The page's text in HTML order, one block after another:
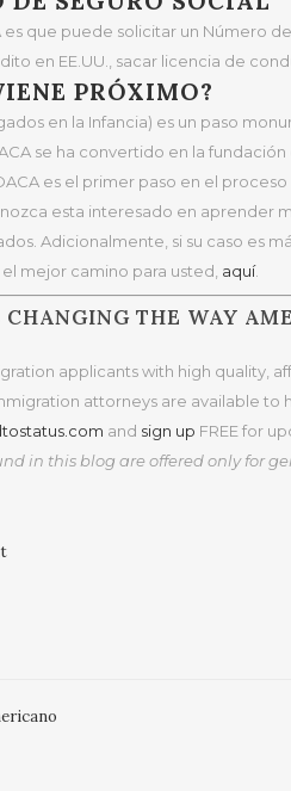
que puede solicitar un Número
en EE.UU., sacar licencia de
PRÓXIMO?
en la Infancia) es un paso
se ha convertido en la fundación
es el primer paso en el
esta interesado en aprender
Adicionalmente, si su caso es
mejor camino para usted, aquí.
THE WAY
applicants with high quality,
attorneys are available to
and sign up FREE for
in this blog are offered only for